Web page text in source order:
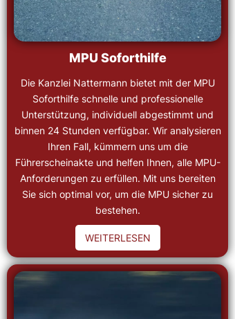
MPU Soforthilfe
Die Kanzlei Nattermann bietet mit der MPU
Soforthilfe schnelle und professionelle
Unterstützung, individuell abgestimmt und
binnen 24 Stunden verfügbar. Wir analysieren
Ihren Fall, kümmern uns um die
Führerscheinakte und helfen Ihnen, alle MPU-
Anforderungen zu erfüllen. Mit uns bereiten
Sie sich optimal vor, um die MPU sicher zu
bestehen.
WEITERLESEN